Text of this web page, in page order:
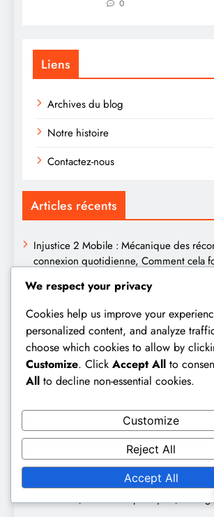
0
Liens
Archives du blog
Notre histoire
Contactez-nous
Articles récents
Injustice 2 Mobile : Mécanique des
connexion quotidienne, Comment cela
Injustice 2 Mobile : Mises à jour des
connexion quotidienne, Notes de mise à
fonctionnalités
Injustice 2 Mobile : Stratégies pour les
d’invasion, Maximiser les récompenses,
Injustice 2 Mobile : classements des
de l’arène, aperçus du tableau des
Injustice 2 Mobile : optimisation des
d’invasion, meilleures pratiques,
We respect your privacy
Cookies help us improve your
personalized content, and analyze
choose which cookies to allow by
Customize. Click Accept All to
All to decline non-essential cookies.
Customize
Reject All
Accept All